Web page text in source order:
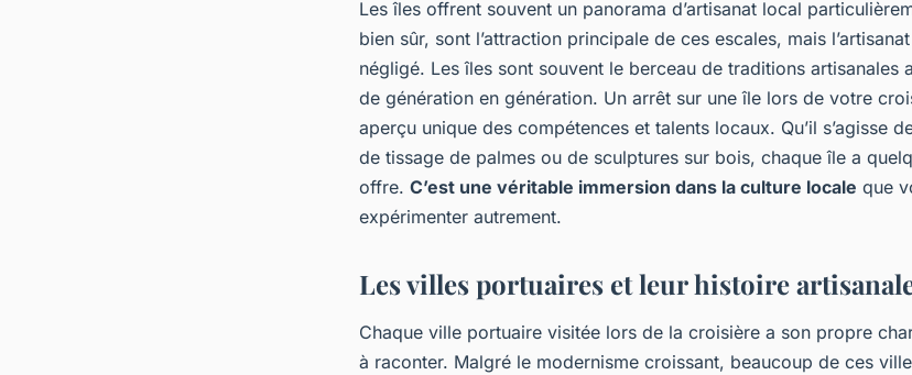
Les îles offrent souvent un panorama d’artisanat local
bien sûr, sont l’attraction principale de ces escales, mais
négligé. Les îles sont souvent le berceau de traditions artisanales
de génération en génération. Un arrêt sur une île lors de votre
aperçu unique des compétences et talents locaux. Qu’il s’agisse
de tissage de palmes ou de sculptures sur bois, chaque île a
offre. C’est une véritable immersion dans la culture locale que
expérimenter autrement.
Les villes portuaires et leur histoire
Chaque ville portuaire visitée lors de la croisière a son propre
à raconter. Malgré le modernisme croissant, beaucoup de ces